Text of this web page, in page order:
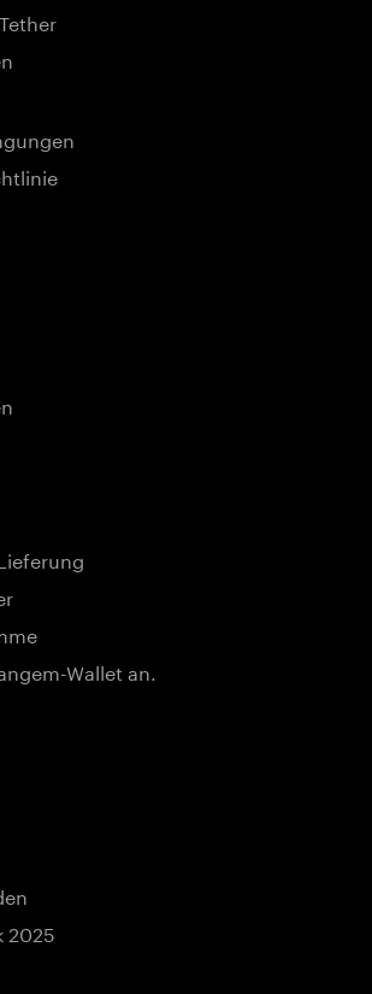
Wallet an.
2025